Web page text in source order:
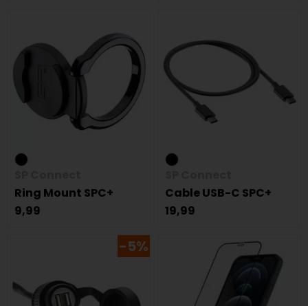
Ring Mount SPC+
9,99
Cable USB-C SPC+
19,99
-5%